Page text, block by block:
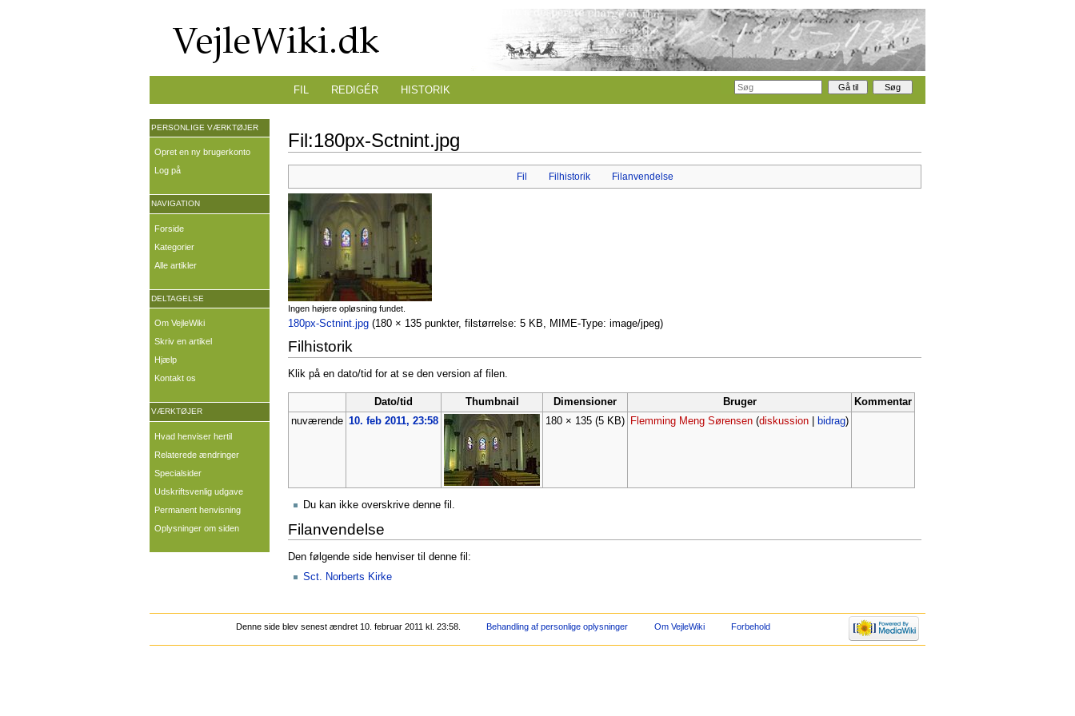
Fil:180px-Sctnint.jpg
Fil Filhistorik Filanvendelse
Ingen højere opløsning fundet.
180px-Sctnint.jpg (180 × 135 punkter, filstørrelse: 5 KB, MIME-Type: image/jpeg)
Filhistorik
Klik på en dato/tid for at se den version af filen.
Dato/tid Thumbnail Dimensioner Bruger
Kommentar
nuværende 10. feb 2011, 23:58 180 × 135 (5 KB) Flemming Meng Sørensen (diskussion| bidrag)
Du kan ikke overskrive denne fil.
Filanvendelse
Den følgende side henviser til denne fil:
Sct. Norberts Kirke
FIL REDIGÉR HISTORIK
PERSONLIGE VÆRKTØJER
Opret en ny brugerkonto
Log på
NAVIGATION
Forside
Kategorier
Alle artikler
DELTAGELSE
Om VejleWiki
Skriv en artikel
Hjælp
Kontakt os
VÆRKTØJER
Hvad henviser hertil
Relaterede ændringer
Specialsider
Udskriftsvenlig udgave
Permanent henvisning
Oplysninger om siden
Denne side blev senest ændret 10. februar 2011 kl. 23:58. Behandling af personlige oplysninger Om VejleWiki Forbehold